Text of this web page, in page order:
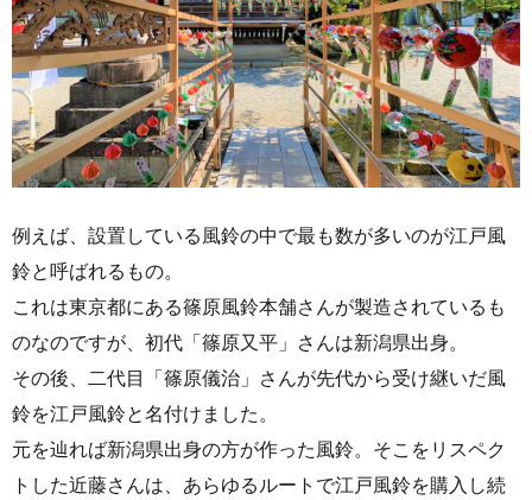
例えば、設置している風鈴の中で最も数が多いのが江戸風
鈴と呼ばれるもの。
これは東京都にある篠原風鈴本舗さんが製造されているも
のなのですが、初代「篠原又平」さんは新潟県出身。
その後、二代目「篠原儀治」さんが先代から受け継いだ風
鈴を江戸風鈴と名付けました。
元を辿れば新潟県出身の方が作った風鈴。そこをリスペク
トした近藤さんは、あらゆるルートで江戸風鈴を購入し続